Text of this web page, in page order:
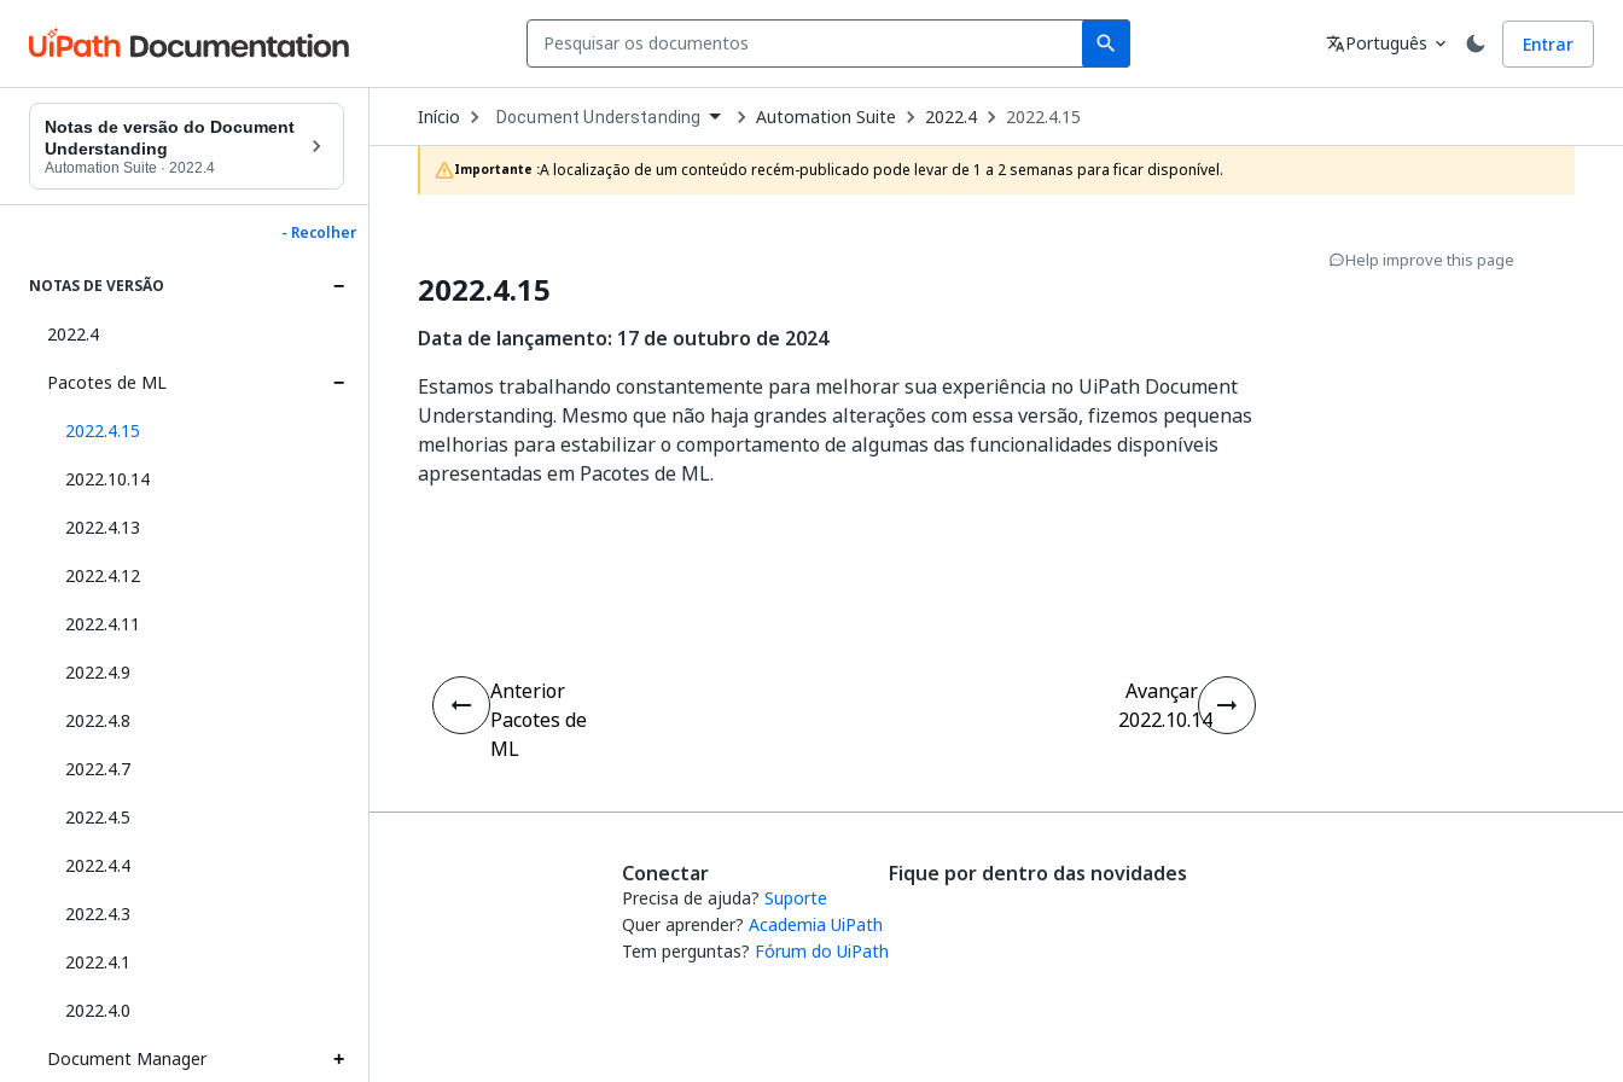
search
Search Idioma
translatePortuguês expand_more Entrar
Notas de versão do Document
Understanding
Automation Suite · 2022.4
- Recolher
NOTAS DE VERSÃO
2022.4
Pacotes de ML
2022.4.15
2022.10.14
2022.4.13
2022.4.12
2022.4.11
2022.4.9
2022.4.8
2022.4.7
2022.4.5
2022.4.4
2022.4.3
2022.4.1
2022.4.0
Document Manager
Início Open
Dropdown
to
choose
product
Document Understanding Automation Suite 2022.4 2022.4.15
Importante :A localização de um conteúdo recém-publicado pode levar de 1 a 2 semanas para ficar disponível.
2022.4.15
Data de lançamento: 17 de outubro de 2024
Estamos trabalhando constantemente para melhorar sua experiência no UiPath Document
Understanding. Mesmo que não haja grandes alterações com essa versão, fizemos pequenas
melhorias para estabilizar o comportamento de algumas das funcionalidades disponíveis
apresentadas em Pacotes de ML.
Help improve this page
Anterior
Pacotes de
ML
Avançar
2022.10.14
Conectar
Precisa de ajuda? Suporte
Quer aprender? Academia UiPath
Tem perguntas? Fórum do UiPath
Fique por dentro das novidades